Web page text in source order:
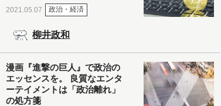
2021.05.07 政治・経済
柳井政和
漫画『進撃の巨人』で政治の
エッセンスを。 良質なエンタ
ーテイメントは「政治離れ」
の処方箋